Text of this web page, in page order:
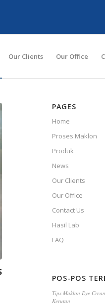
Our Clients Our Office
PAGES
Home
Proses Maklon
Produk
News
Our Clients
Our Office
Contact Us
Hasil Lab
FAQ
POS-POS
Tips Maklon Eye
Kerutan